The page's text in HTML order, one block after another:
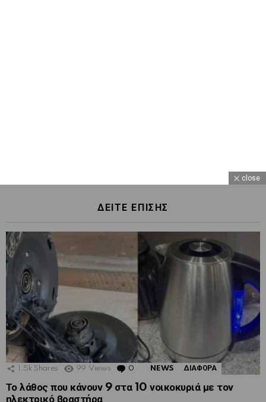
ΔΕΙΤΕ ΕΠΙΣΗΣ
1.5k Shares 99 Views 0 Comments
NEWS ΔΙΑΦΟΡΑ
Το λάθος που κάνουν 9 στα 10 νοικοκυριά με τον
ηλεκτρικό βραστήρα
close